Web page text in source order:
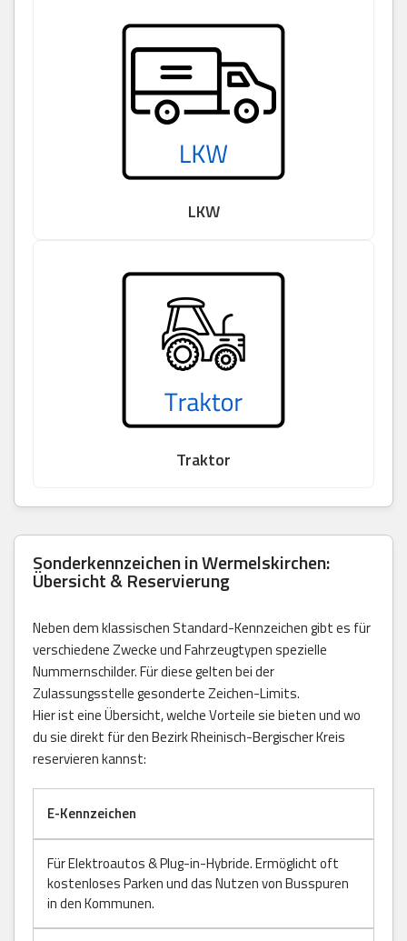
LKW
Traktor
Sonderkennzeichen in Wermelskirchen:
Übersicht & Reservierung
Neben dem klassischen Standard-Kennzeichen gibt es für
verschiedene Zwecke und Fahrzeugtypen spezielle
Nummernschilder. Für diese gelten bei der
Zulassungsstelle gesonderte Zeichen-Limits.
Hier ist eine Übersicht, welche Vorteile sie bieten und wo
du sie direkt für den Bezirk Rheinisch-Bergischer Kreis
reservieren kannst:
E-Kennzeichen
Für Elektroautos & Plug-in-Hybride. Ermöglicht oft
kostenloses Parken und das Nutzen von Busspuren
in den Kommunen.